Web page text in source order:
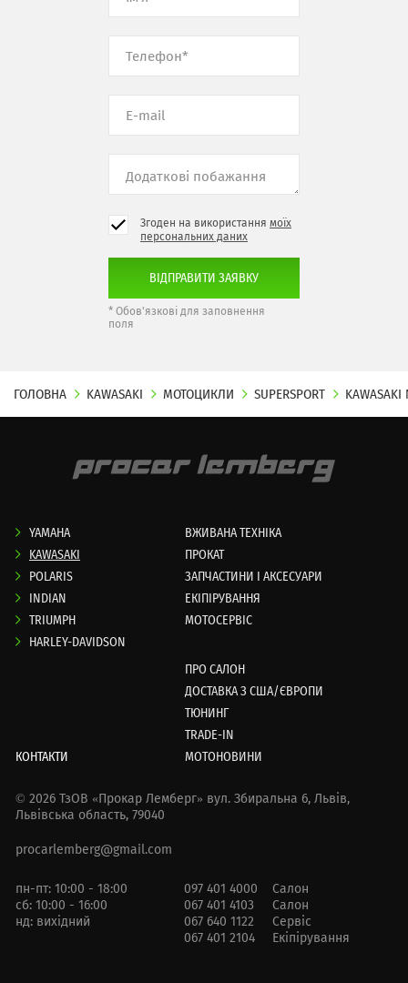
Згоден на використання моїх
персональних даних
* Обов'язкові для заповнення
поля
ГОЛОВНА KAWASAKI МОТОЦИКЛИ SUPERSPORT KAWASAKI
YAMAHA
KAWASAKI
POLARIS
INDIAN
TRIUMPH
HARLEY-DAVIDSON
ВЖИВАНА ТЕХНІКА
ПРОКАТ
ЗАПЧАСТИНИ І АКСЕСУАРИ
ЕКІПІРУВАННЯ
МОТОСЕРВІС
ПРО САЛОН
ДОСТАВКА З США/ЄВРОПИ
ТЮНИНГ
TRADE-IN
МОТОНОВИНИ
КОНТАКТИ
© 2026 ТзОВ «Прокар Лемберг» вул. Збиральна 6, Львів,
Львівська область, 79040
procarlemberg@gmail.com
пн-пт: 10:00 - 18:00
сб: 10:00 - 16:00
нд: вихідний
097 401 4000
Салон
067 401 4103
Салон
067 640 1122
Сервіс
067 401 2104
Екіпірування